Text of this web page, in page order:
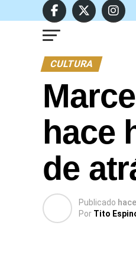
CULTURA
hace
de
Publicado
Por Tito